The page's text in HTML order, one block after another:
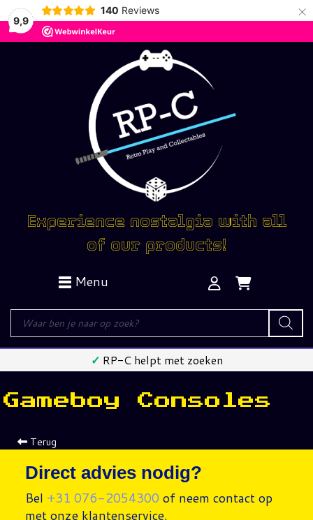
9,9
140 Reviews ×
Experience nostalgia with all
of our products!
Menu
Producten
zoeken
✓ RP-C helpt met zoeken
Gameboy Consoles
Terug
Direct advies nodig?
Bel +31 076-2054300 of neem contact op
met onze klantenservice.